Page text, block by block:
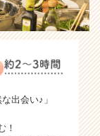
出会い♪」
！